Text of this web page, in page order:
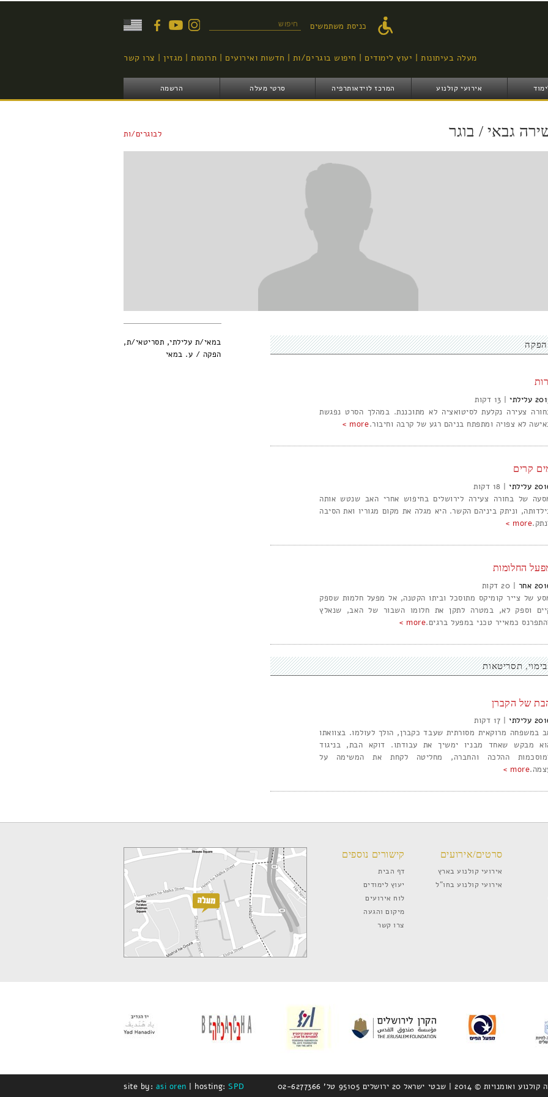
העיקרי
טופס חיפוש כניסת משתמשים
מעלה בעיתונות יעוץ לימודים חיפוש בוגרים/ות חדשות ואירועים תרומות מגזין צרו קשר
אירועי קולנוע המרכז לוידאותרפיה סרטי מעלה הרשמה
גבאי / בוגר לבוגרים/ות
הפקה
עלילתי|
13
צעירה נקלעת לסיטואציה לא מתוכננת. במהלך הסרט נפגשת
לא צפויה ומתפתח בניהם רגע של קרבה וחיבור.more >
קרים
עלילתי|
18
של בחורה צעירה לירושלים בחיפוש אחרי האב שנטש אותה
וניתק ביניהם הקשר. היא מגלה את מקום מגוריו ואת הסיבה
more >
החלומות
אחר |
20
של צייר קומיקס מתוסכל וביתו הקטנה, אל מפעל חלמות שספק
וספק לא, במטרה לתקן את חלומו השבור של האב, שנאלץ
כמאייר טכני במפעל ברגים.more >
בימוי תסריטאות
של הקברן
עלילתי|
17
במשפחה מרוקאית מסורתית שעבד כקברן, הולך לעולמו. בצוואתו
מבקש שאחד מבניו ימשיך את עבודתו. דוקא הבת, בניגוד
ההלכה והחברה, מחליטה לקחת את המשימה על
more >
במאי/ת עלילתי, תסריטאי/ת,
הפקה / ע. במאי
סרטים/אירועים
אירועי קולנוע בארץ
אירועי קולנוע בחו”ל
קישורים נוספים
דף הבית
יעוץ לימודים
לוח אירועים
מיקום והגעה
צרו קשר
20 ירושלים 95105 טל’ 02-6277366 site by: asi oren | hosting:SPD